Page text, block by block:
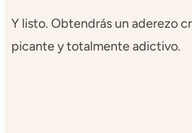
Y listo. Obtendrás un aderezo
picante y totalmente adictivo.